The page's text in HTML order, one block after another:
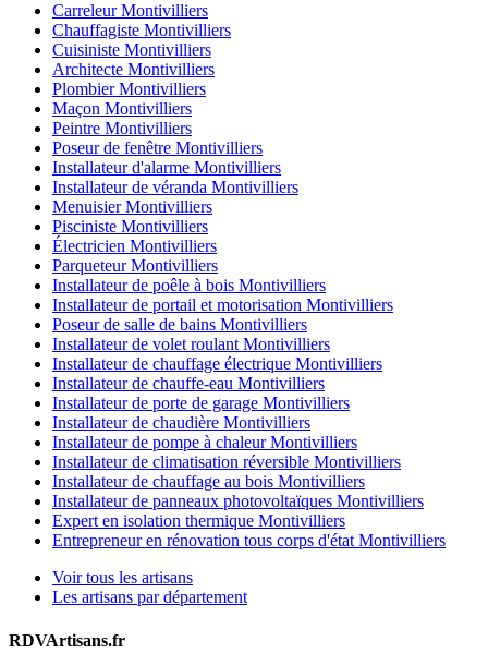
Carreleur Montivilliers
Chauffagiste Montivilliers
Cuisiniste Montivilliers
Architecte Montivilliers
Plombier Montivilliers
Maçon Montivilliers
Peintre Montivilliers
Poseur de fenêtre Montivilliers
Installateur d'alarme Montivilliers
Installateur de véranda Montivilliers
Menuisier Montivilliers
Pisciniste Montivilliers
Électricien Montivilliers
Parqueteur Montivilliers
Installateur de poêle à bois Montivilliers
Installateur de portail et motorisation Montivilliers
Poseur de salle de bains Montivilliers
Installateur de volet roulant Montivilliers
Installateur de chauffage électrique Montivilliers
Installateur de chauffe-eau Montivilliers
Installateur de porte de garage Montivilliers
Installateur de chaudière Montivilliers
Installateur de pompe à chaleur Montivilliers
Installateur de climatisation réversible Montivilliers
Installateur de chauffage au bois Montivilliers
Installateur de panneaux photovoltaïques Montivilliers
Expert en isolation thermique Montivilliers
Entrepreneur en rénovation tous corps d'état Montivilliers
Voir tous les artisans
Les artisans par département
RDVArtisans.fr